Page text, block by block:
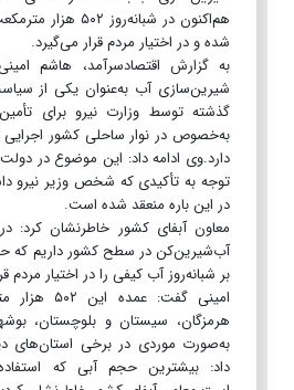
هم‌اکنون در
شده و در اختیار مردم قرار می‌گیرد.
به گزارش اقتصادسرآمد، هاشم
شیرین‌سازی آب به‌عنوان یکی از
گذشته توسط وزارت نیرو برای
به‌خصوص در نوار ساحلی کشور
دارد.وی ادامه داد: این موضوع در
توجه به تأکیدی که شخص وزیر نیرو
در این باره منعقد شده است.
بر شبانه‌روز آب کیفی را در اختیار مردم
امینی گفت:
هرمزگان، سیستان و بلوچستان،
به‌صورت موردی در برخی استان‌های
داد: بیشترین حجم آبی که